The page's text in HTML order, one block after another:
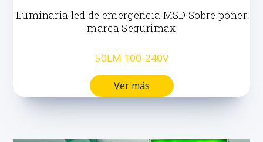
Luminaria led de emergencia MSD Sobre poner
marca Segurimax
50LM 100-240V
Ver más